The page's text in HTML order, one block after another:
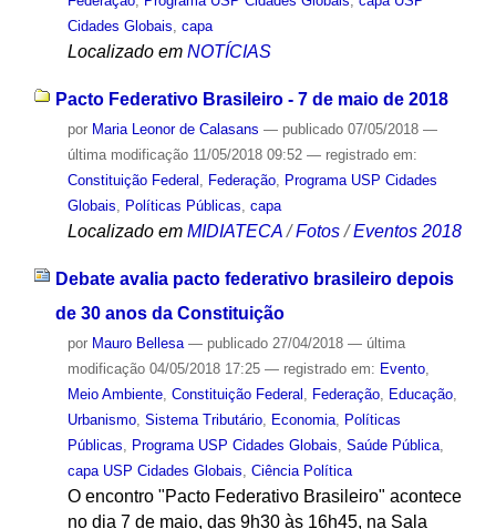
Cidades Globais, capa
Localizado em NOTÍCIAS
Pacto Federativo Brasileiro - 7 de maio de 2018
por Maria Leonor de Calasans — publicado07/05/2018 —
última modificação11/05/2018 09:52 — registrado em:
Constituição Federal , Federação, Programa USP Cidades
Globais, Políticas Públicas, capa
Localizado em MIDIATECA /Fotos /Eventos 2018
Debate avalia pacto federativo brasileiro depois
de 30 anos da Constituição
por Mauro Bellesa — publicado27/04/2018 — última
modificação04/05/2018 17:25 — registrado em: Evento,
Meio Ambiente, Constituição Federal Federação, Educação,
Urbanismo, Sistema Tributário, Economia,
Políticas
Públicas
Programa USP Cidades Globais Saúde Pública,
capa USP Cidades Globais Ciência Política
O encontro "Pacto Federativo Brasileiro" acontece
no dia 7 de maio, das 9h30 às 16h45, na Sala